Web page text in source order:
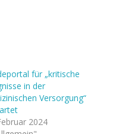
für „kritische
in der
Versorgung“
2024